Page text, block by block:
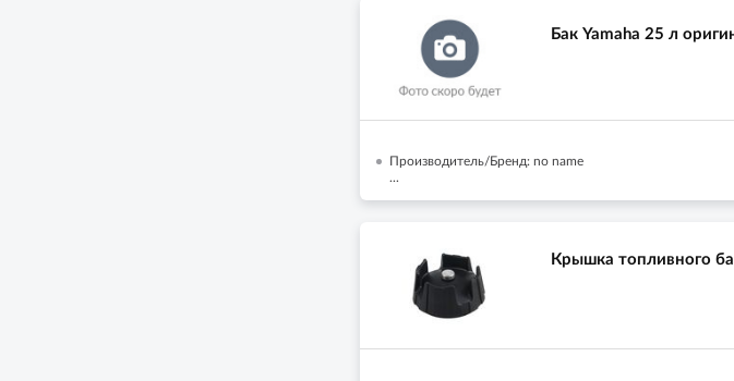
Бак Yamaha 25 л
Производитель/Бренд: no name
...
Крышка топливного